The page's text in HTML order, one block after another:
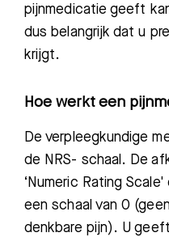
pijnmedicatie geeft
dus belangrijk dat u
krijgt.
Hoe werkt een
De verpleegkundige
de NRS- schaal . De
‘Numeric Rating Scale'
een schaal van 0
denkbare pijn). U